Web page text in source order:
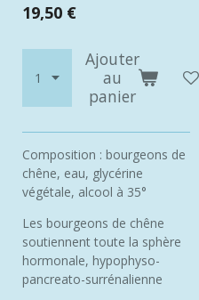
19,50 €
Ajouter
au
panier
Composition : bourgeons de
chêne, eau, glycérine
végétale, alcool à 35°
Les bourgeons de chêne
soutiennent toute la sphère
hormonale, hypophyso-
pancreato-surrénalienne